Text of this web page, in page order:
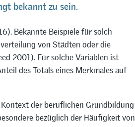
bekannt zu sein.
Bekannte Beispiele für solch
von Städten oder die
2001). Für solche Variablen ist
des Totals eines Merkmales auf
der beruflichen Grundbildung
bezüglich der Häufigkeit von